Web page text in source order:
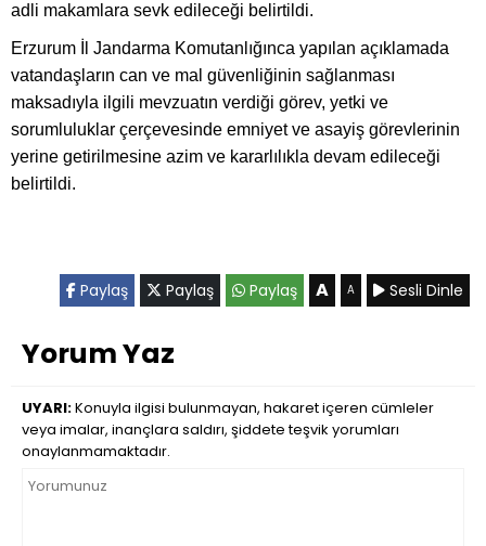
adli makamlara sevk edileceği belirtildi.
Erzurum İl Jandarma Komutanlığınca yapılan açıklamada
vatandaşların can ve mal güvenliğinin sağlanması
maksadıyla ilgili mevzuatın verdiği görev, yetki ve
sorumluluklar çerçevesinde emniyet ve asayiş görevlerinin
yerine getirilmesine azim ve kararlılıkla devam edileceği
belirtildi.
Paylaş Paylaş Paylaş A A Sesli Dinle
Yorum Yaz
UYARI:Konuyla ilgisi bulunmayan, hakaret içeren cümleler
veya imalar, inançlara saldırı, şiddete teşvik yorumları
onaylanmamaktadır.